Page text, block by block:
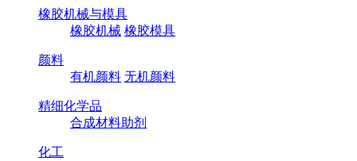
橡胶机械与模具
橡胶机械 橡胶模具
颜料
有机颜料 无机颜料
精细化学品
合成材料助剂
化工